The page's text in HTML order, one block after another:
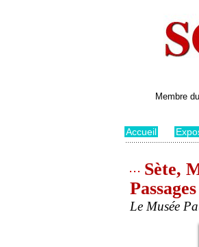
Membre
Accueil
Sète,
Le Musée